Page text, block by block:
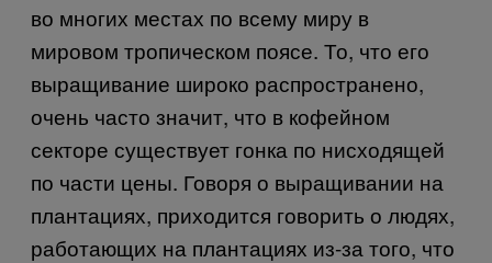
во многих местах по всему миру в
мировом тропическом поясе. То, что его
выращивание широко распространено,
очень часто значит, что в кофейном
секторе существует гонка по нисходящей
по части цены. Говоря о выращивании на
плантациях, приходится говорить о людях,
работающих на плантациях из-за того, что